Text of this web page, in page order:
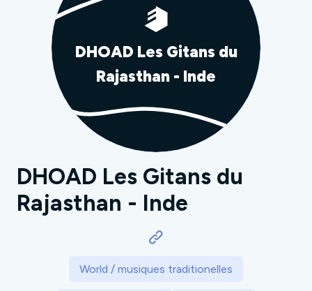
DHOAD Les Gitans du
Rajasthan - Inde
DHOAD Les Gitans du
Rajasthan - Inde
World / musiques traditionelles